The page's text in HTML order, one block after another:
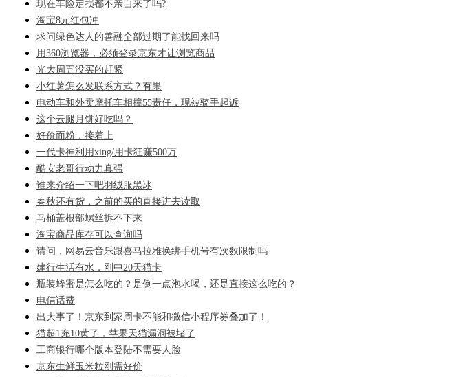
现在车险定损都不亲自来了吗?
淘宝8元红包冲
求问绿色达人的善融全部过期了能找回来吗
用360浏览器，必须登录京东才让浏览商品
光大周五没买的赶紧
小红薯怎么发联系方式？有果
电动车和外卖摩托车相撞55责任，现被骑手起诉
这个云腿月饼好吃吗？
好价面粉，接着上
一代卡神利用xing/用卡狂赚500万
酷安老哥行动力真强
谁来介绍一下吧羽绒服黑冰
春秋还有货，之前的买的直接进去读取
马桶盖根部螺丝拆不下来
淘宝商品库存可以查询吗
请问，网易云音乐跟喜马拉雅换绑手机号有次数限制吗
建行生活有水，刚中20天猫卡
瓶装蜂蜜是怎么吃的？是倒一点泡水喝，还是直接这么吃的？
电信话费
出大事了！京东到家周卡不能和微信小程序券叠加了！
猫超1充10黄了，苹果天猫漏洞被堵了
工商银行哪个版本登陆不需要人脸
京东生鲜玉米粒刚需好价